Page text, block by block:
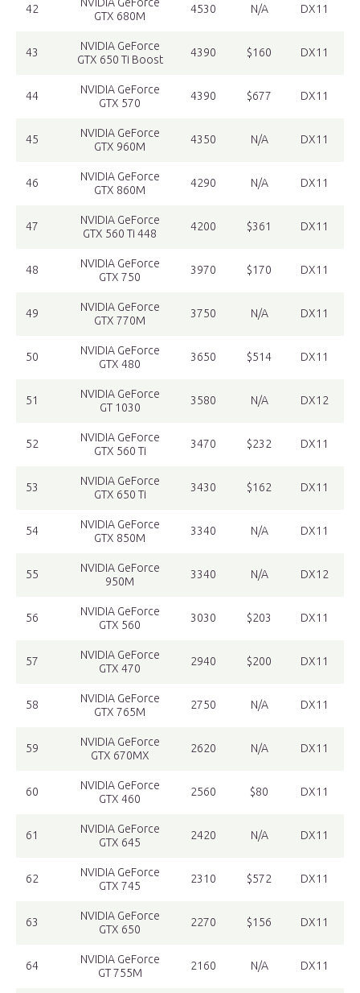
42
GTX 680M
4530 N/A DX11
43
NVIDIA GeForce
GTX 650 Ti Boost
4390 $160 DX11
44
NVIDIA GeForce
GTX 570
4390 $677 DX11
45
NVIDIA GeForce
GTX 960M
4350 N/A DX11
46
NVIDIA GeForce
GTX 860M
4290 N/A DX11
47
NVIDIA GeForce
GTX 560 Ti 448
4200 $361 DX11
48
NVIDIA GeForce
GTX 750
3970 $170 DX11
49
NVIDIA GeForce
GTX 770M
3750 N/A DX11
50
NVIDIA GeForce
GTX 480
3650 $514 DX11
51
NVIDIA GeForce
GT 1030
3580 N/A DX12
52
NVIDIA GeForce
GTX 560 Ti
3470 $232 DX11
53
NVIDIA GeForce
GTX 650 Ti
3430 $162 DX11
54
NVIDIA GeForce
GTX 850M
3340 N/A DX11
55
NVIDIA GeForce
950M
3340 N/A DX12
56
NVIDIA GeForce
GTX 560
3030 $203 DX11
57
NVIDIA GeForce
GTX 470
2940 $200 DX11
58
NVIDIA GeForce
GTX 765M
2750 N/A DX11
59
NVIDIA GeForce
GTX 670MX
2620 N/A DX11
60
NVIDIA GeForce
GTX 460
2560 $80 DX11
61
NVIDIA GeForce
GTX 645
2420 N/A DX11
62
NVIDIA GeForce
GTX 745
2310 $572 DX11
63
NVIDIA GeForce
GTX 650
2270 $156 DX11
64
NVIDIA GeForce
GT 755M
2160 N/A DX11